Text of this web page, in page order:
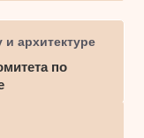
и архитектуре
по